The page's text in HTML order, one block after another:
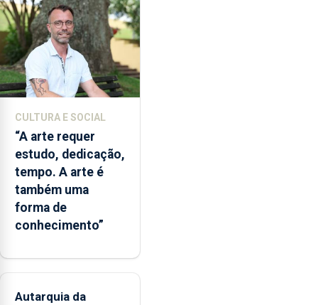
milhões
de
euros.
CULTURA E SOCIAL
“A arte requer
estudo, dedicação,
tempo. A arte é
também uma
forma de
conhecimento”
Autarquia da